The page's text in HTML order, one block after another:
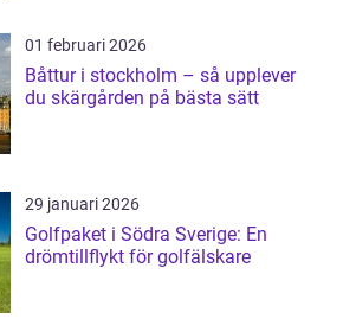
01 februari 2026
Båttur i stockholm – så upplever
du skärgården på bästa sätt
29 januari 2026
Golfpaket i Södra Sverige: En
drömtillflykt för golfälskare